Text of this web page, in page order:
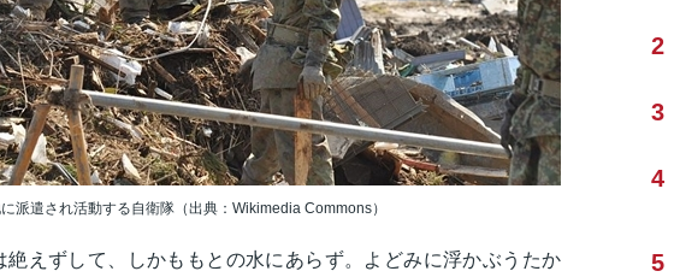
派遣され活動する自衛隊（出典：Wikimedia Commons）
絶えずして、しかももとの水にあらず。よどみに浮かぶうたか
2
3
4
5